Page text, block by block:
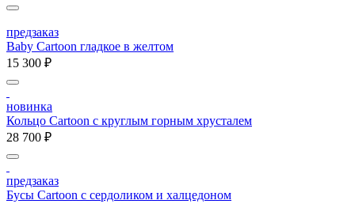
предзаказ
Baby Cartoon гладкое в желтом
15 300 ₽
новинка
Кольцо Cartoon c круглым горным хрусталем
28 700 ₽
предзаказ
Бусы Cartoon с сердоликом и халцедоном